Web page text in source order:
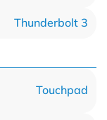
Thunderbolt 3
Touchpad